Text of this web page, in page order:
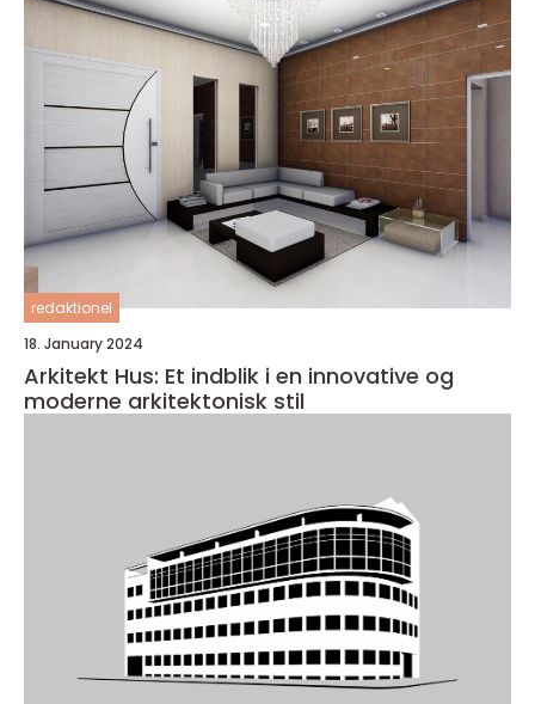
redaktionel
18. January 2024
Arkitekt Hus: Et indblik i en innovative og
moderne arkitektonisk stil